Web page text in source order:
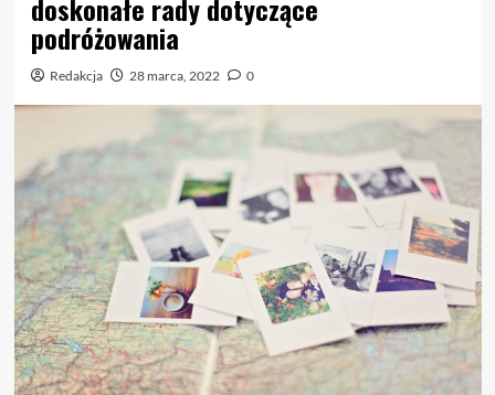
doskonałe rady dotyczące
podróżowania
Redakcja 28 marca, 2022 0